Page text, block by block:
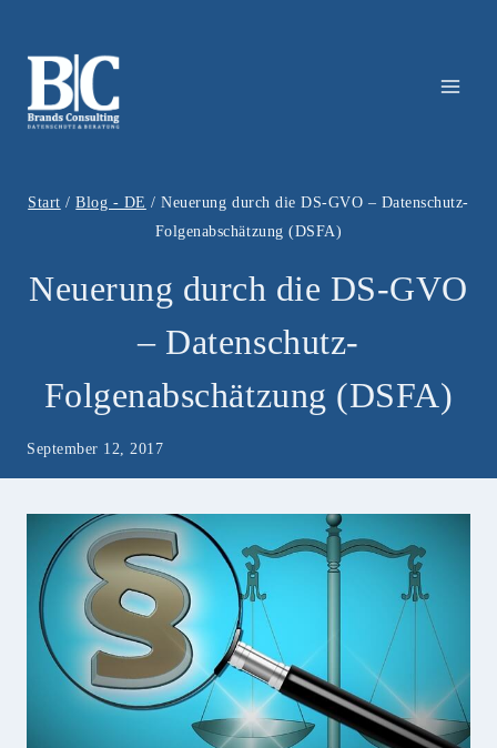
springen
Start / Blog - DE / Neuerung durch die DS-GVO – Datenschutz-
Folgenabschätzung (DSFA)
Neuerung durch die DS-GVO
– Datenschutz-
Folgenabschätzung (DSFA)
September 12, 2017